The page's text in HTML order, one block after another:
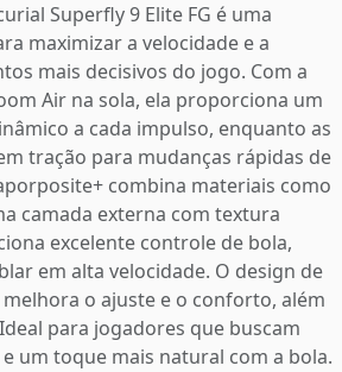
Superfly 9 Elite FG é uma
maximizar a velocidade e a
mais decisivos do jogo. Com a
Air na sola, ela proporciona um
a cada impulso, enquanto as
tração para mudanças rápidas de
combina materiais como
camada externa com textura
excelente controle de bola,
em alta velocidade. O design de
o ajuste e o conforto, além
para jogadores que buscam
um toque mais natural com a bola.